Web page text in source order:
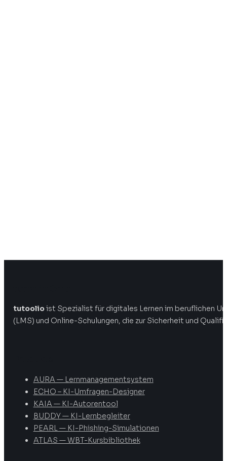
tutoolioist Spezialist für digitales Lernen im beruflichen
(LMS) und Online-Schulungen, die zur Sicherheit und
AURA — Lernmanagementsystem
ECHO – KI-Umfragen-Designer
KAIA — KI-Autorentool
BUDDY — KI-Lernbegleiter
PEARL — KI-Phishing-Simulationen
ATLAS — WBT-Kursbibliothek